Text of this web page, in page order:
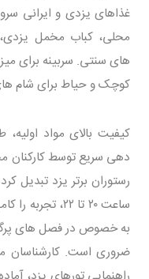
غذاهای یزدی و ایرانی
محلی، کباب مخمل یزدی،
کوچک و حیاط برای شام
کیفیت بالای مواد
رستوران برتر یزد
ساعت ۲۰ تا ۲۲،
به خصوص در فصل های
ضروری است. کارشناسان